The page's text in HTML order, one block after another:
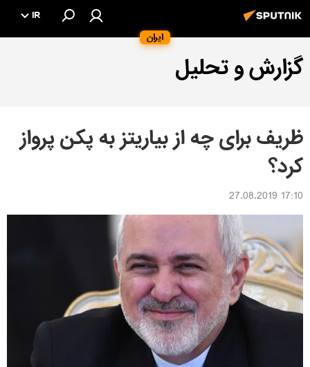
ایران
IR
گزارش و تحلیل
ظریف برای چه از بیاریتز به پکن پرواز
کرد؟
17:10 27.08.2019